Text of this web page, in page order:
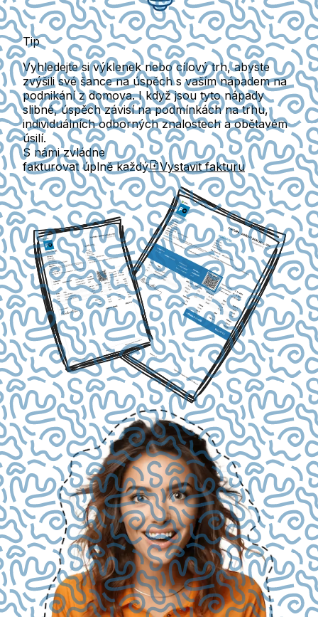
Tip
Vyhledejte si výklenek nebo cílový trh, abyste
zvýšili své šance na úspěch s vaším nápadem na
podnikání z domova. I když jsou tyto nápady
slibné, úspěch závisí na podmínkách na trhu,
individuálních odborných znalostech a obětavém
úsilí.
S námi zvládne
fakturovat úplně každý
Vystavit fakturu